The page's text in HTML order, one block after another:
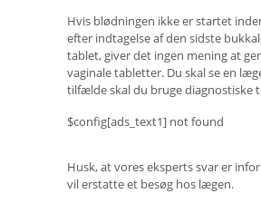
Hvis blødningen ikke er startet
efter indtagelse af den sidste
tablet, giver det ingen mening at
vaginale tabletter. Du skal se en
tilfælde skal du bruge diagnostiske
$config[ads_text1] not found
Husk, at vores eksperts svar er
vil erstatte et besøg hos lægen.